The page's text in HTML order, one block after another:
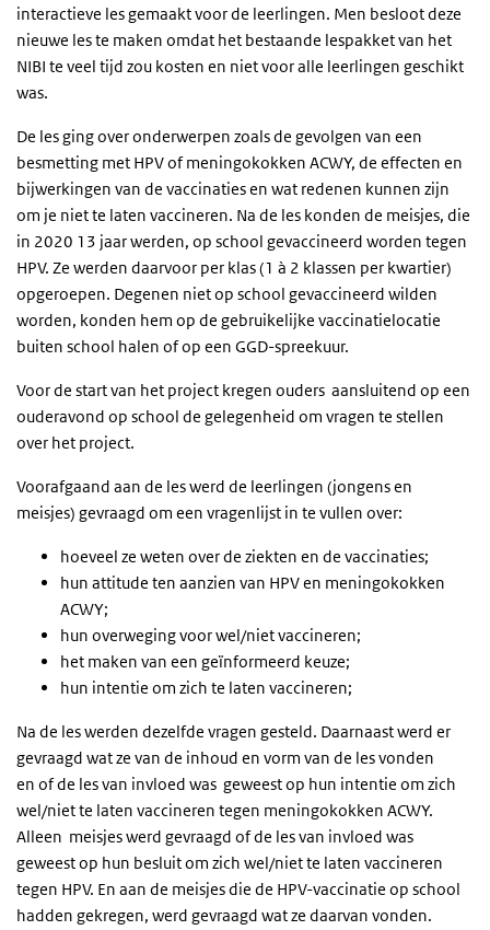
interactieve les gemaakt voor de leerlingen. Men besloot deze
nieuwe les te maken omdat het bestaande lespakket van het
NIBI te veel tijd zou kosten en niet voor alle leerlingen geschikt
was.
De les ging over onderwerpen zoals de gevolgen van een
besmetting met HPV of meningokokken ACWY, de effecten en
bijwerkingen van de vaccinaties en wat redenen kunnen zijn
om je niet te laten vaccineren. Na de les konden de meisjes, die
in 2020 13 jaar werden, op school gevaccineerd worden tegen
HPV. Ze werden daarvoor per klas (1 à 2 klassen per kwartier)
opgeroepen. Degenen niet op school gevaccineerd wilden
worden, konden hem op de gebruikelijke vaccinatielocatie
buiten school halen of op een GGD-spreekuur.
Voor de start van het project kregen ouders aansluitend op een
ouderavond op school de gelegenheid om vragen te stellen
over het project.
Voorafgaand aan de les werd de leerlingen (jongens en
meisjes) gevraagd om een vragenlijst in te vullen over:
hoeveel ze weten over de ziekten en de vaccinaties;
hun attitude ten aanzien van HPV en meningokokken
ACWY;
hun overweging voor wel/niet vaccineren;
het maken van een geïnformeerd keuze;
hun intentie om zich te laten vaccineren;
Na de les werden dezelfde vragen gesteld. Daarnaast werd er
gevraagd wat ze van de inhoud en vorm van de les vonden
en of de les van invloed was geweest op hun intentie om zich
wel/niet te laten vaccineren tegen meningokokken ACWY.
Alleen meisjes werd gevraagd of de les van invloed was
geweest op hun besluit om zich wel/niet te laten vaccineren
tegen HPV. En aan de meisjes die de HPV-vaccinatie op school
hadden gekregen, werd gevraagd wat ze daarvan vonden.